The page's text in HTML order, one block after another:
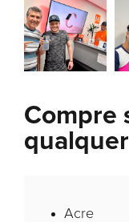
Compre
Acre